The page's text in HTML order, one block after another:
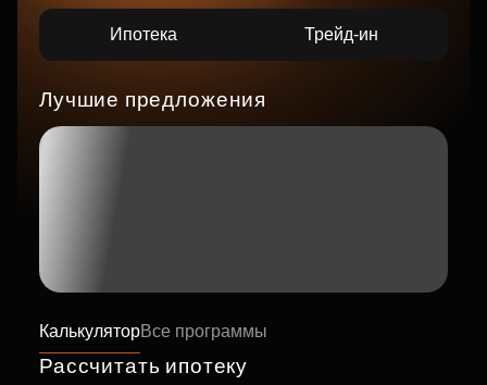
Ипотека Трейд-ин
Лучшие предложения
КалькуляторВсе программы
Рассчитать ипотеку